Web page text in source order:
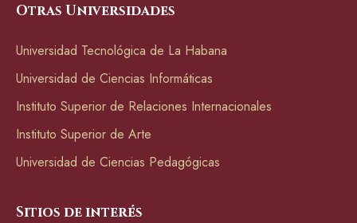
Otras Universidades
Universidad Tecnológica de La Habana
Universidad de Ciencias Informáticas
Instituto Superior de Relaciones Internacionales
Instituto Superior de Arte
Universidad de Ciencias Pedagógicas
Sitios de interés